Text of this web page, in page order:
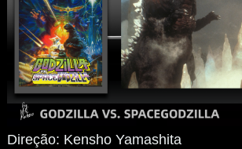
Direção: Kensho Yamashita